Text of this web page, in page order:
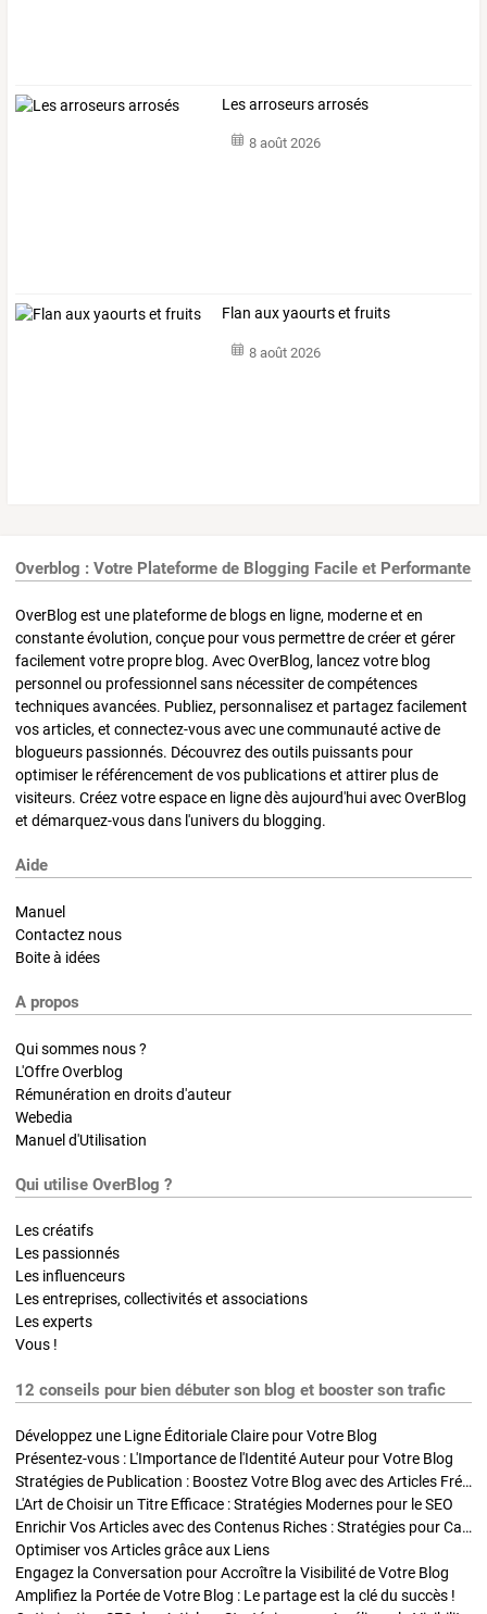
Les arroseurs arrosés
8 août 2026
Flan aux yaourts et fruits
8 août 2026
Overblog : Votre Plateforme de Blogging Facile et Performante
OverBlog est une plateforme de blogs en ligne, moderne et en
constante évolution, conçue pour vous permettre de créer et gérer
facilement votre propre blog. Avec OverBlog, lancez votre blog
personnel ou professionnel sans nécessiter de compétences
techniques avancées. Publiez, personnalisez et partagez facilement
vos articles, et connectez-vous avec une communauté active de
blogueurs passionnés. Découvrez des outils puissants pour
optimiser le référencement de vos publications et attirer plus de
visiteurs. Créez votre espace en ligne dès aujourd'hui avec OverBlog
et démarquez-vous dans l'univers du blogging.
Aide
Manuel
Contactez nous
Boite à idées
A propos
Qui sommes nous ?
L'Offre Overblog
Rémunération en droits d'auteur
Webedia
Manuel d'Utilisation
Qui utilise OverBlog ?
Les créatifs
Les passionnés
Les influenceurs
Les entreprises, collectivités et associations
Les experts
Vous !
12 conseils pour bien débuter son blog et booster son trafic
Développez une Ligne Éditoriale Claire pour Votre Blog
Présentez-vous : L'Importance de l'Identité Auteur pour Votre Blog
Stratégies de Publication : Boostez Votre Blog avec des Articles Fréquents et Exclusifs
L'Art de Choisir un Titre Efficace : Stratégies Modernes pour le SEO
Enrichir Vos Articles avec des Contenus Riches : Stratégies pour Captiver et Optimiser
Optimiser vos Articles grâce aux Liens
Engagez la Conversation pour Accroître la Visibilité de Votre Blog
Amplifiez la Portée de Votre Blog : Le partage est la clé du succès !